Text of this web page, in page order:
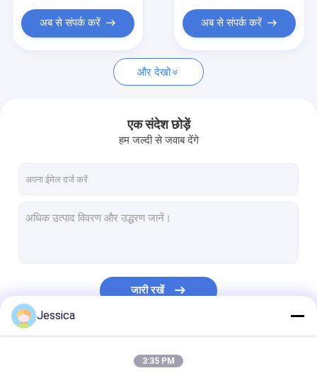
अब से संपर्क करें अब से संपर्क करें
और देखो
एक संदेश छोड़ें
हम जल्दी से जवाब देंगे
जारी रखें
Jessica
3:35 PM